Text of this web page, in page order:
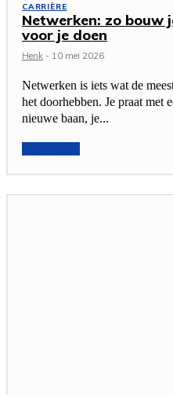
CARRIÈRE
Netwerken: zo bouw
voor je doen
Henk - 10 mei 2026
Netwerken is iets wat de
het doorhebben. Je praat met
nieuwe baan, je...